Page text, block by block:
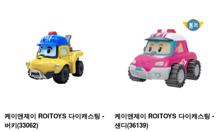
케이앤제이 ROITOYS 다이캐스팅 -
버키(33062)
케이앤제이 ROITOYS 다이캐스팅 -
샌디(36139)